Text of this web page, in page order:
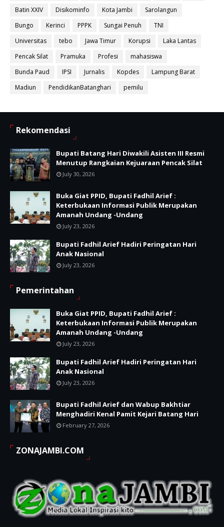
Batin XXIV
Disikominfo Kota Jambi
Sarolangun
Bungo
Kerinci PPPK Sungai Penuh
TNI
Universitas
tebo Jawa Timur Korupsi
Laka Lantas
Pencak Silat
Pramuka Profesi
mahasiswa
Bunda Paud
IPSI Jurnalis Kopdes
Lampung Barat
Madiun
PendidikanBatanghari pemilu
Rekomendasi
Bupati Batang Hari Diwakili Asisten III Resmi
Menutup Rangkaian Kejuaraan Pencak Silat
July 30, 2026
Buka Giat PPID, Bupati Fadhil Arief :
Keterbukaan Informasi Publik Merupakan
Amanah Undang -Undang
July 23, 2026
Bupati Fadhil Arief Hadiri Peringatan Hari
Anak Nasional
July 23, 2026
Pemerintahan
Buka Giat PPID, Bupati Fadhil Arief :
Keterbukaan Informasi Publik Merupakan
Amanah Undang -Undang
July 23, 2026
Bupati Fadhil Arief Hadiri Peringatan Hari
Anak Nasional
July 23, 2026
Bupati Fadhil Arief dan Wabup Bakhtiar
Menghadiri Kenal Pamit Kejari Batang Hari
February 27, 2026
ZONAJAMBI.COM